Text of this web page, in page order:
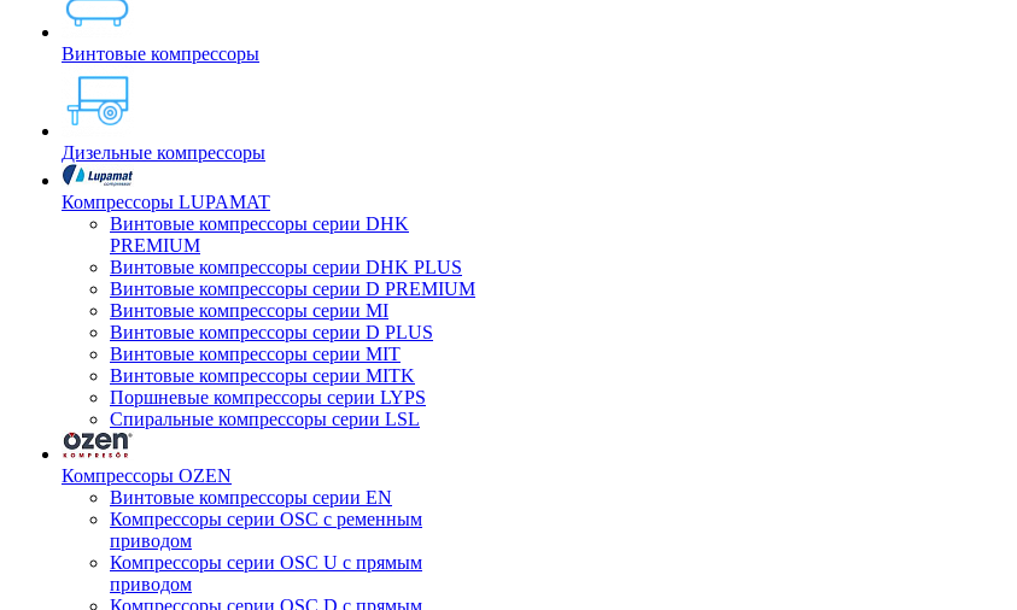
Винтовые компрессоры
Дизельные компрессоры
Компрессоры LUPAMAT
Винтовые компрессоры серии DHK
PREMIUM
Винтовые компрессоры серии DHK PLUS
Винтовые компрессоры серии D PREMIUM
Винтовые компрессоры серии MI
Винтовые компрессоры серии D PLUS
Винтовые компрессоры серии MIT
Винтовые компрессоры серии MITK
Поршневые компрессоры серии LYPS
Спиральные компрессоры серии LSL
Компрессоры OZEN
Винтовые компрессоры серии EN
Компрессоры серии OSC с ременным
приводом
Компрессоры серии OSC U с прямым
приводом
Компрессоры серии OSC D с прямым